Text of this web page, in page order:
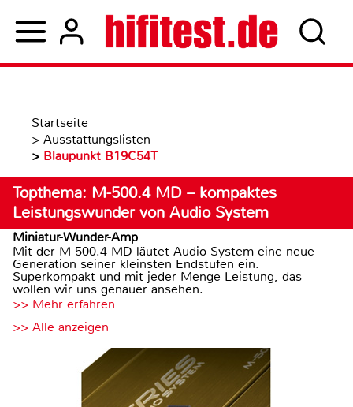
Startseite
> Ausstattungslisten
> Blaupunkt B19C54T
Topthema: M-500.4 MD – kompaktes
Leistungswunder von Audio System
Miniatur-Wunder-Amp
Mit der M-500.4 MD läutet Audio System eine neue
Generation seiner kleinsten Endstufen ein.
Superkompakt und mit jeder Menge Leistung, das
wollen wir uns genauer ansehen.
>> Mehr erfahren
>> Alle anzeigen